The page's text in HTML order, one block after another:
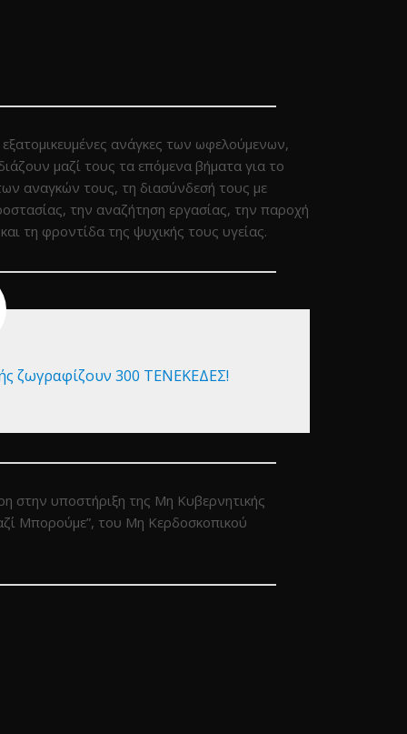
ανάγκες των ωφελούμενων,
μαζί τους τα επόμενα βήματα για το
αναγκών τους, τη διασύνδεσή τους με
την αναζήτηση εργασίας, την παροχή
τη φροντίδα της ψυχικής τους υγείας.
ζωγραφίζουν 300 ΤΕΝΕΚΕΔΕΣ!
στην υποστήριξη της Μη Κυβερνητικής
Μπορούμε”, του Μη Κερδοσκοπικού